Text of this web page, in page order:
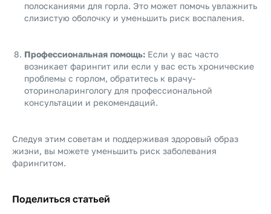
полосканиями для горла. Это может помочь увлажнить
слизистую оболочку и уменьшить риск воспаления.
Профессиональная помощь: Если у вас часто
возникает фарингит или если у вас есть хронические
проблемы с горлом, обратитесь к врачу-
оториноларингологу для профессиональной
консультации и рекомендаций.
Следуя этим советам и поддерживая здоровый образ
жизни, вы можете уменьшить риск заболевания
фарингитом.
Поделиться статьей